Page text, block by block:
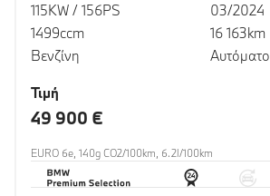
115KW / 156PS
1499ccm
Βενζίνη
03/2024
16 163km
Αυτόματο
Τιμή
49 900 €
EURO 6e, 140g CO2/100km, 6.2l/100km